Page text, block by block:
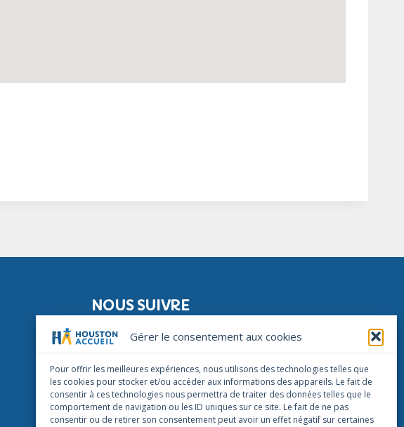
Gérer le consentement aux cookies
Pour offrir les meilleures expériences, nous utilisons des technologies telles que
les cookies pour stocker et/ou accéder aux informations des appareils. Le fait de
consentir à ces technologies nous permettra de traiter des données telles que le
comportement de navigation ou les ID uniques sur ce site. Le fait de ne pas
consentir ou de retirer son consentement peut avoir un effet négatif sur certaines
NOUS SUIVRE
infos@houstonaccueil.org